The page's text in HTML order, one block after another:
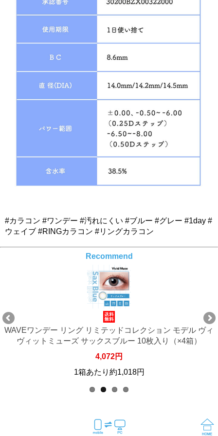
#カラコン #ワンデー #汚れにくい #ブルー #グレー #1day #
ウェイブ #RINGカラコン #リングカラコン
Recommend
WAVEワンデー リング リミテッドコレクション モデル ヴィ
ヴィットミューズ サックスブルー 10枚入り（×4箱）
4,072円
1箱あたり約1,018円